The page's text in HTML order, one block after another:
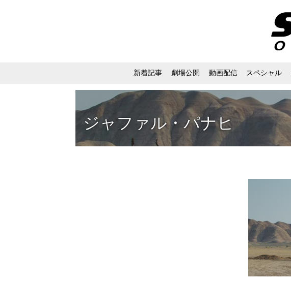
新着記事 劇場公開 動画配信 スペシャル
ジャファル・パナヒ